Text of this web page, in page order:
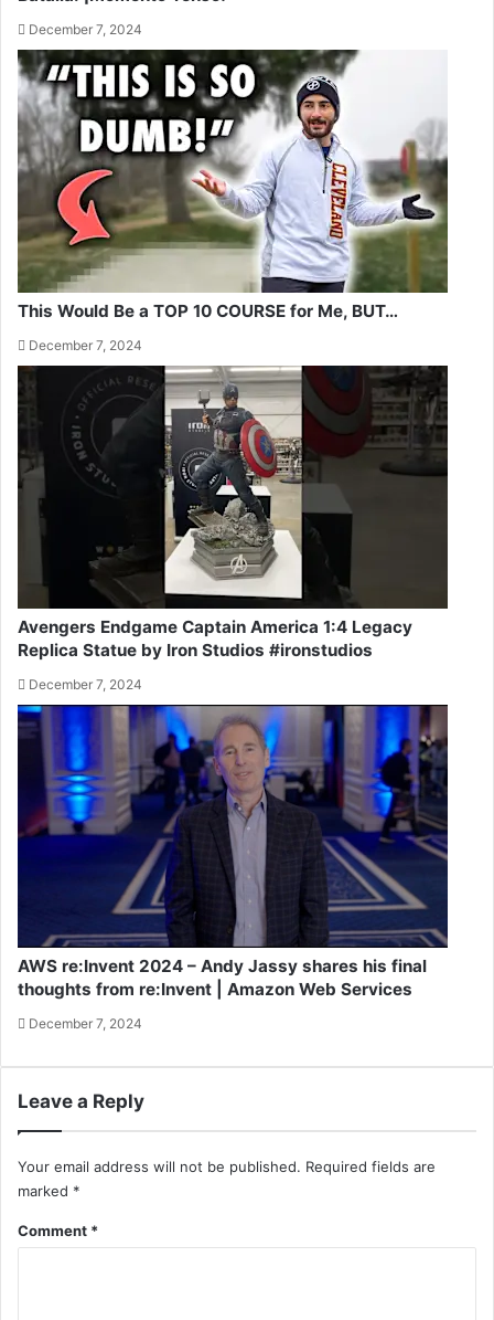
December 7, 2024
This Would Be a TOP 10 COURSE for Me, BUT…
December 7, 2024
Avengers Endgame Captain America 1:4 Legacy
Replica Statue by Iron Studios #ironstudios
December 7, 2024
AWS re:Invent 2024 – Andy Jassy shares his final
thoughts from re:Invent | Amazon Web Services
December 7, 2024
Leave a Reply
Your email address will not be published. Required fields are
marked *
Comment *